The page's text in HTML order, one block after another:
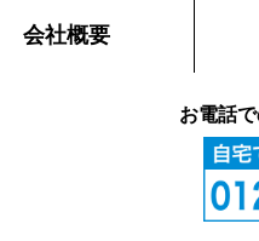
会社概要
お電話